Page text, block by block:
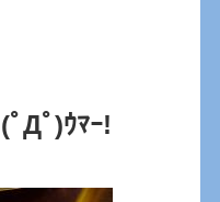
(ﾟДﾟ)ｳﾏｰ!